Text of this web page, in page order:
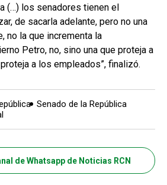
(…) los senadores tienen el
de sacarla adelante, pero no una
no la que incrementa la
Petro, no, sino una que proteja a
a los empleados”, finalizó.
Senado de la República
de Whatsapp de Noticias RCN